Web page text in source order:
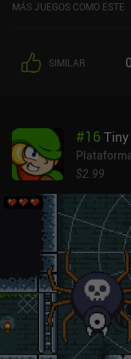
MÁS JUEGOS COMO ESTE
SIMILAR 0
#16Tiny
$2.99